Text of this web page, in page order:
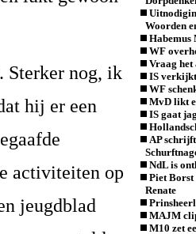
Sterker nog, ik
hij er een
activiteiten op
jeugdblad
Woorden
WF
Vraag het
IS
WF
MvD likt
IS gaat
AP
NdL is
Piet Borst
Renate
MAJM
M10 zet